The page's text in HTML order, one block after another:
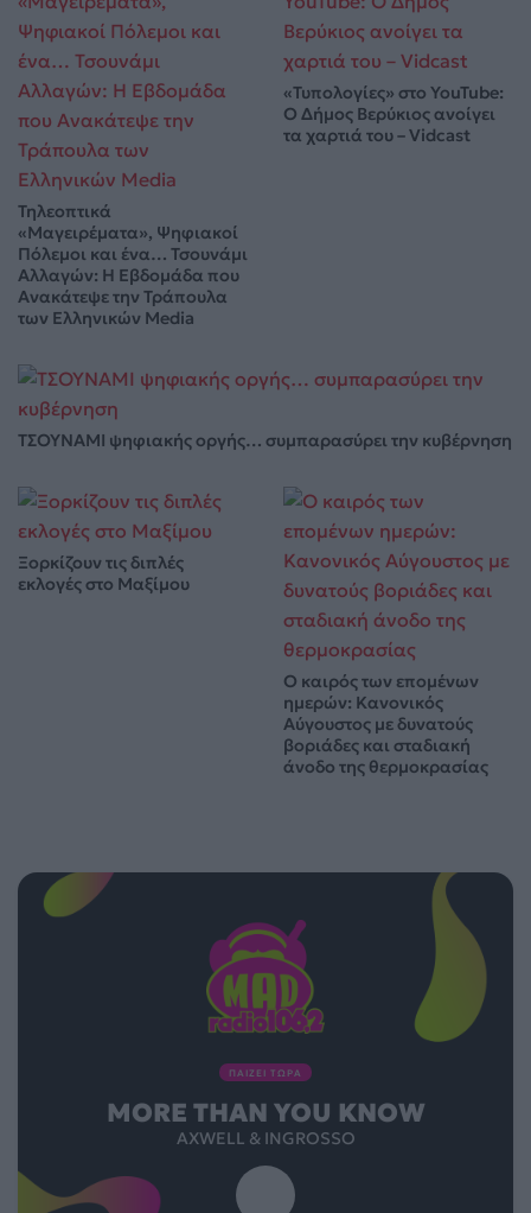
Τηλεοπτικά
«Μαγειρέματα», Ψηφιακοί
Πόλεμοι και ένα… Τσουνάμι
Αλλαγών: Η Εβδομάδα που
Ανακάτεψε την Τράπουλα
των Ελληνικών Media
«Τυπολογίες» στο YouTube:
Ο Δήμος Βερύκιος ανοίγει
τα χαρτιά του – Vidcast
ΤΣΟΥΝΑΜΙ ψηφιακής οργής… συμπαρασύρει την κυβέρνηση
Ξορκίζουν τις διπλές
εκλογές στο Μαξίμου
Ο καιρός των επομένων
ημερών: Κανονικός
Αύγουστος με δυνατούς
βοριάδες και σταδιακή
άνοδο της θερμοκρασίας
ΠΑΙΖΕΙ ΤΩΡΑ
MORE THAN YOU KNOW
AXWELL & INGROSSO